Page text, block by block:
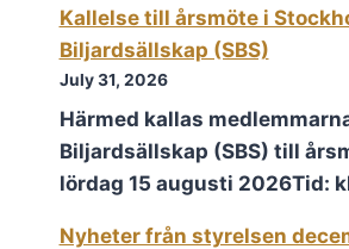
Kallelse till årsmöte i
Biljardsällskap (SBS)
July 31, 2026
Härmed kallas
Biljardsällskap (SBS) till
lördag 15 augusti 2026Tid:
Nyheter från styrelsen